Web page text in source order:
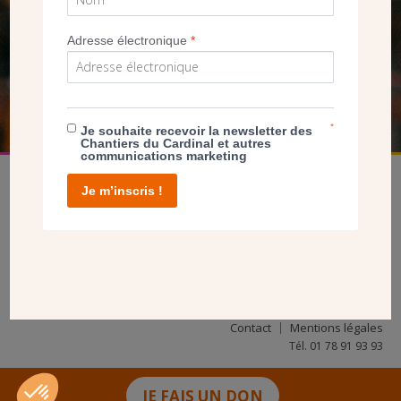
JE FAIS UN DON
Contact Mentions légales
Tél. 01 78 91 93 93
Adresse électronique*
Je souhaite recevoir la newsletter des
Chantiers du Cardinal et autres
communications marketing
*
Je m’inscris !